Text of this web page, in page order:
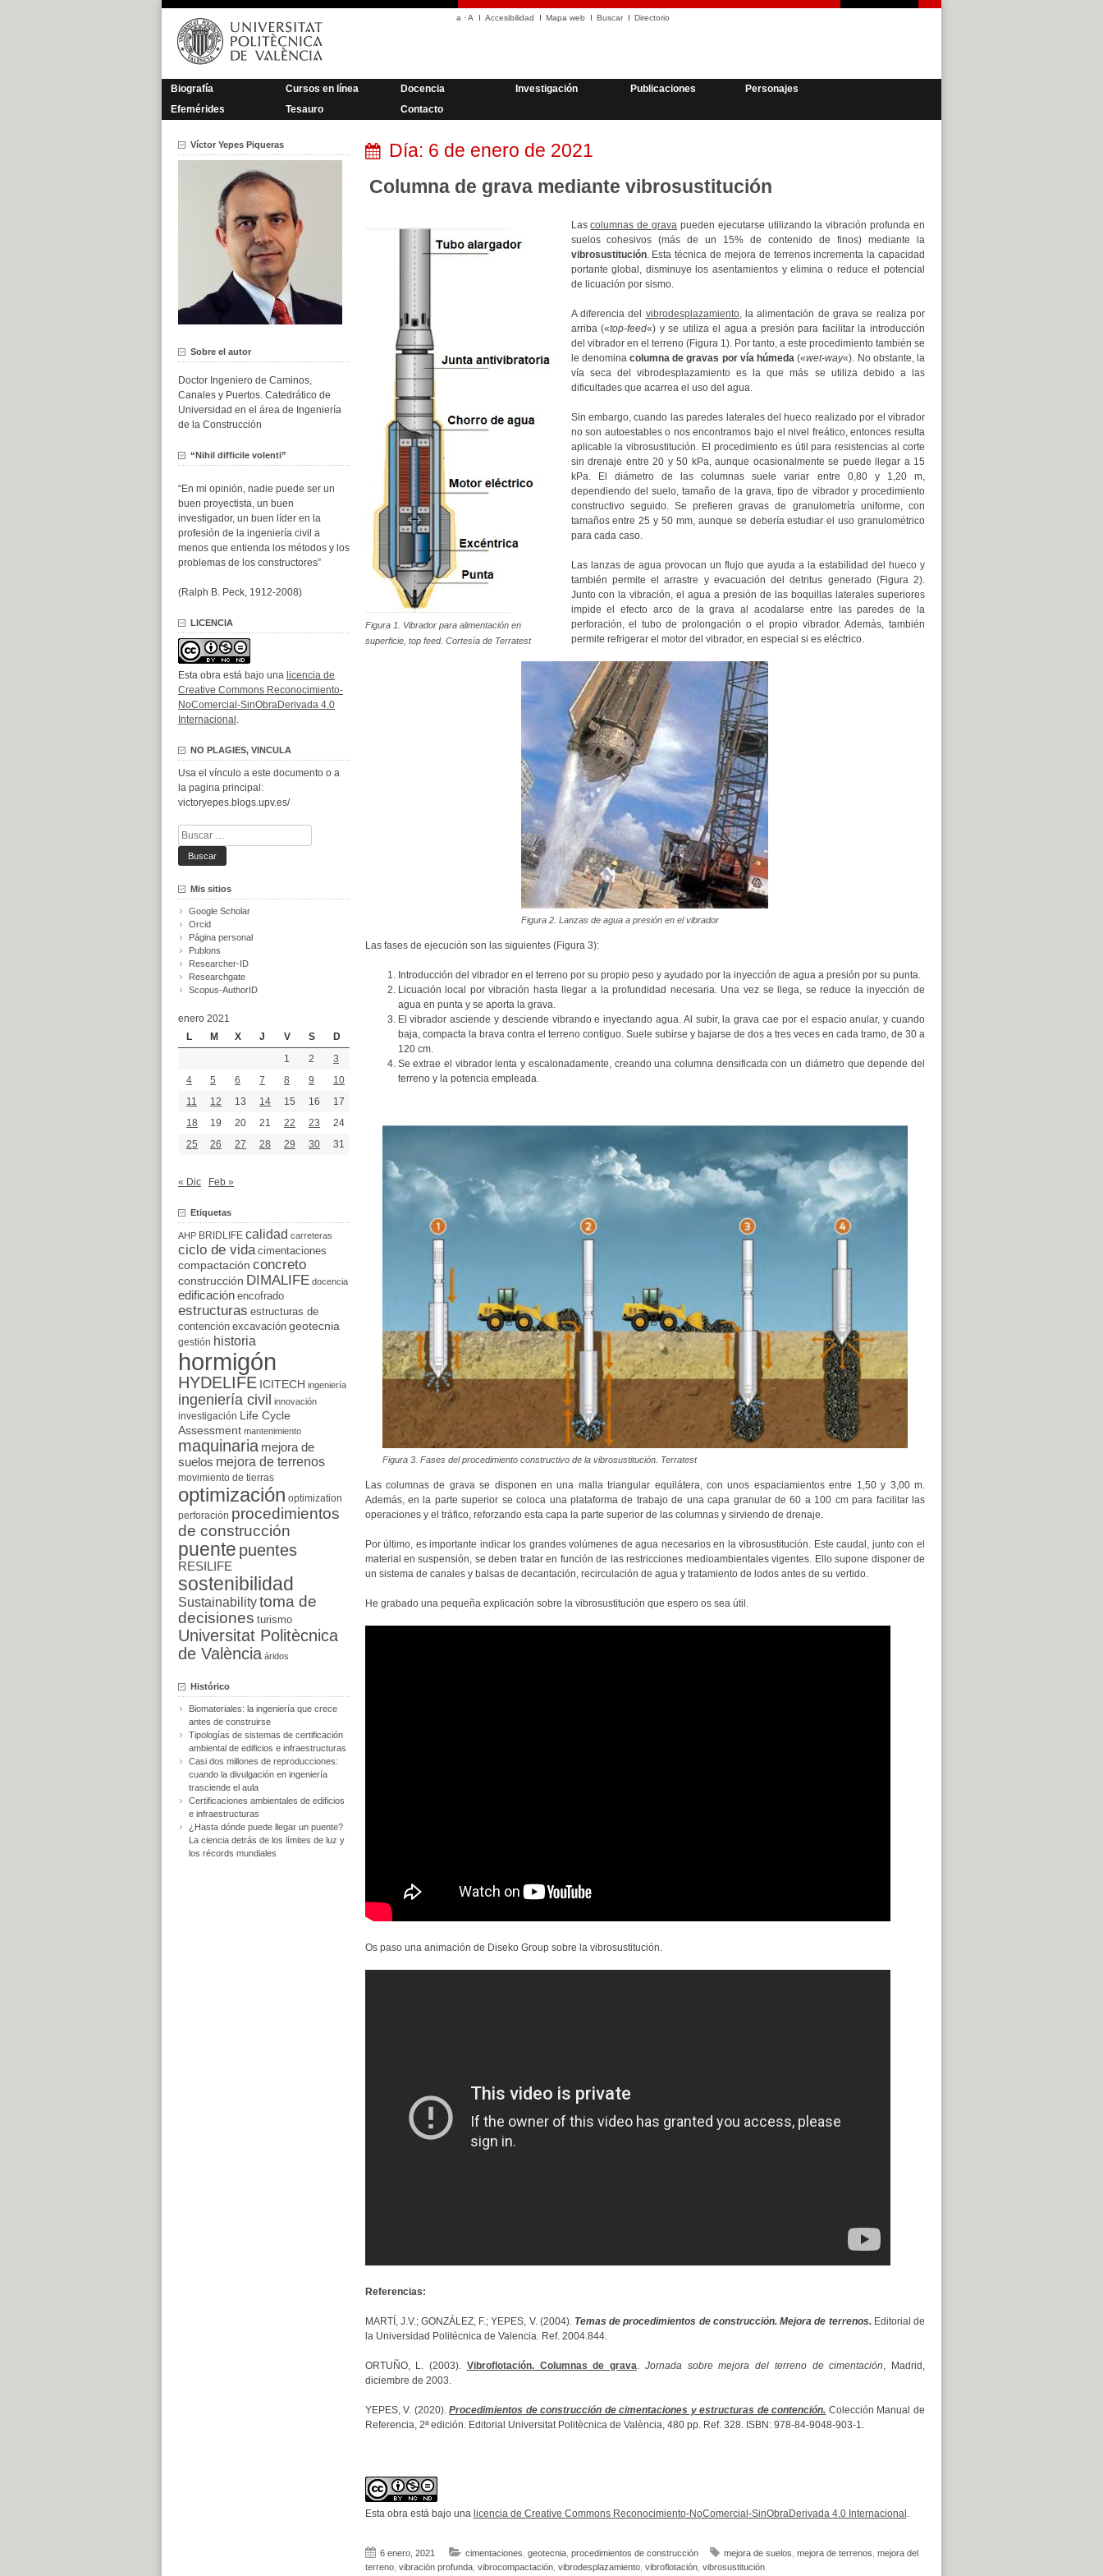
Saltar
contenido
a ·A Accesibilidad Mapa web Buscar Directorio
Biografía Cursos en línea Docencia Investigación Publicaciones
Personajes
Efemérides
Tesauro Contacto
Día: 6 de enero de 2021
Columna de grava mediante vibrosustitución
Figura 1. Vibrador para alimentación en
superficie, top feed. Cortesía de Terratest
Lascolumnas de grava pueden ejecutarse utilizando la vibración profunda en
suelos cohesivos (más de un 15% de contenido de finos) mediante la
vibrosustitución. Esta técnica de mejora de terrenos incrementa la capacidad
portante global, disminuye los asentamientos y elimina o reduce el potencial
de licuación por sismo.
A diferencia del vibrodesplazamiento, la alimentación de grava se realiza por
arriba («top-feed«) y se utiliza el agua a presión para facilitar la introducción
del vibrador en el terreno (Figura 1). Por tanto, a este procedimiento también se
le denomina columna de gravas por vía húmeda («wet-way«). No obstante, la
vía seca del vibrodesplazamiento es la que más se utiliza debido a las
dificultades que acarrea el uso del agua.
Sin embargo, cuando las paredes laterales del hueco realizado por el vibrador
no son autoestables o nos encontramos bajo el nivel freático, entonces resulta
aplicable la vibrosustitución. El procedimiento es útil para resistencias al corte
sin drenaje entre 20 y 50 kPa, aunque ocasionalmente se puede llegar a 15
kPa. El diámetro de las columnas suele variar entre 0,80 y 1,20 m,
dependiendo del suelo, tamaño de la grava, tipo de vibrador y procedimiento
constructivo seguido. Se prefieren gravas de granulometría uniforme, con
tamaños entre 25 y 50 mm, aunque se debería estudiar el uso granulométrico
para cada caso.
Las lanzas de agua provocan un flujo que ayuda a la estabilidad del hueco y
también permite el arrastre y evacuación del detritus generado (Figura 2).
Junto con la vibración, el agua a presión de las boquillas laterales superiores
impide el efecto arco de la grava al acodalarse entre las paredes de la
perforación, el tubo de prolongación o el propio vibrador. Además, también
permite refrigerar el motor del vibrador, en especial si es eléctrico.
Figura 2. Lanzas de agua a presión en el vibrador
Las fases de ejecución son las siguientes (Figura 3):
Introducción del vibrador en el terreno por su propio peso y ayudado por la inyección de agua a presión por su punta.
Licuación local por vibración hasta llegar a la profundidad necesaria. Una vez se llega, se reduce la inyección de
agua en punta y se aporta la grava.
El vibrador asciende y desciende vibrando e inyectando agua. Al subir, la grava cae por el espacio anular, y cuando
baja, compacta la brava contra el terreno contiguo. Suele subirse y bajarse de dos a tres veces en cada tramo, de 30 a
120 cm.
Se extrae el vibrador lenta y escalonadamente, creando una columna densificada con un diámetro que depende del
terreno y la potencia empleada.
Figura 3. Fases del procedimiento constructivo de la vibrosustitución. Terratest
Las columnas de grava se disponen en una malla triangular equilátera, con unos espaciamientos entre 1,50 y 3,00 m.
Además, en la parte superior se coloca una plataforma de trabajo de una capa granular de 60 a 100 cm para facilitar las
operaciones y el tráfico, reforzando esta capa la parte superior de las columnas y sirviendo de drenaje.
Por último, es importante indicar los grandes volúmenes de agua necesarios en la vibrosustitución. Este caudal, junto con el
material en suspensión, se deben tratar en función de las restricciones medioambientales vigentes. Ello supone disponer de
un sistema de canales y balsas de decantación, recirculación de agua y tratamiento de lodos antes de su vertido.
He grabado una pequeña explicación sobre la vibrosustitución que espero os sea útil.
Os paso una animación de Diseko Group sobre la vibrosustitución.
Referencias:
MARTÍ, J.V.; GONZÁLEZ, F.; YEPES, V. (2004). Temas de procedimientos de construcción. Mejora de terrenos. Editorial de
la Universidad Politécnica de Valencia. Ref. 2004.844.
ORTUÑO, L. (2003). Vibroflotación. Columnas de grava. Jornada sobre mejora del terreno de cimentación, Madrid,
diciembre de 2003.
YEPES, V. (2020).Procedimientos de construcción de cimentaciones y estructuras de contención. Colección Manual de
Referencia, 2ª edición. Editorial Universitat Politècnica de València, 480 pp. Ref. 328. ISBN: 978-84-9048-903-1.
Esta obra está bajo una licencia de Creative Commons Reconocimiento-NoComercial-SinObraDerivada 4.0 Internacional .
6 enero, 2021 cimentaciones geotecnia, procedimientos de construcción mejora de suelos mejora de terrenos mejora del
terreno, vibración profunda, vibrocompactación, vibrodesplazamiento, vibroflotación, vibrosustitución
Víctor Yepes Piqueras
Sobre el autor
Doctor Ingeniero de Caminos,
Canales y Puertos. Catedrático de
Universidad en el área de Ingeniería
de la Construcción
“Nihil difficile volenti”
“En mi opinión, nadie puede ser un
buen proyectista, un buen
investigador, un buen líder en la
profesión de la ingeniería civil a
menos que entienda los métodos y los
problemas de los constructores”
(Ralph B. Peck, 1912-2008)
LICENCIA
Esta obra está bajo una licencia de
Creative Commons Reconocimiento-
NoComercial-SinObraDerivada 4.0
Internacional .
NO PLAGIES, VINCULA
Usa el vínculo a este documento o a
la pagina principal:
victoryepes.blogs.upv.es/
Buscar:
Mis sitios
Google Scholar
Orcid
Página personal
Publons
Researcher-ID
Researchgate
Scopus-AuthorID
enero 2021
L
M X J V S
D
1
2
3
4
5 6 7 8 9
10
11
12 13 14 15 16
17
18
19 20 21 22 23
24
25
26 27 28 29 30 31
« Dic Feb »
Etiquetas
AHP BRIDLIFE calidad carreteras
ciclo de vida cimentaciones
compactación concreto
construcción DIMALIFE docencia
edificación encofrado
estructuras estructuras de
contención excavación geotecnia
gestión historia
hormigón
HYDELIFE ICITECH ingeniería
ingeniería civil innovación
investigación
Life Cycle
Assessment mantenimiento
maquinaria mejora de
suelos mejora de terrenos
movimiento de tierras
optimización optimization
perforación procedimientos
de construcción
puente puentes
RESILIFE
sostenibilidad
Sustainabilitytoma de
decisiones turismo
Universitat Politècnica
de València áridos
Histórico
Biomateriales: la ingeniería que crece
antes de construirse
Tipologías de sistemas de certificación
ambiental de edificios e infraestructuras
Casi dos millones de reproducciones:
cuando la divulgación en ingeniería
trasciende el aula
Certificaciones ambientales de edificios
e infraestructuras
¿Hasta dónde puede llegar un puente?
La ciencia detrás de los límites de luz y
los récords mundiales